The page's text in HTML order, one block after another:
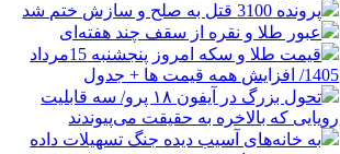
پرونده 3100 قتل به صلح و سازش ختم شد
عبور طلا و نقره از سقف چند هفته‌ای
قیمت طلا و سکه امروز پنجشنبه 15مرداد
1405/ افزایش همه قیمت ها + جدول
تحول بزرگ در آیفون ۱۸ پرو/ سه قابلیت
رویایی که بالاخره به حقیقت می‌پیوندند
به خانه‌های آسیب دیده جنگ تسهیلات داده